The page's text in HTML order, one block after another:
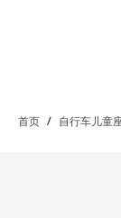
首页 / 自行车儿童